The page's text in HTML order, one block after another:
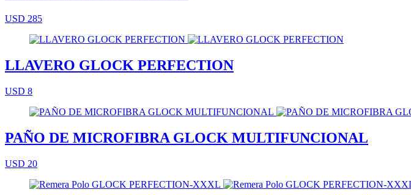
USD 285
LLAVERO GLOCK PERFECTION
USD 8
PAÑO DE MICROFIBRA GLOCK MULTIFUNCIONAL
USD 20